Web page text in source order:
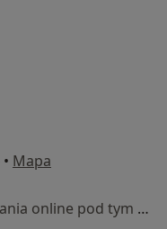
• Mapa
Specjalista nie oferuje umawiania online pod tym adresem.